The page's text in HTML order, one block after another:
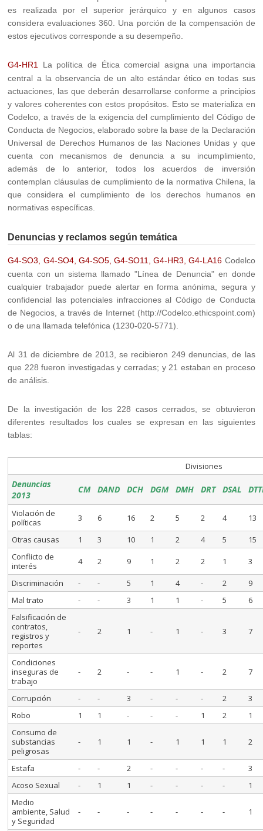
es realizada por el superior jerárquico y en algunos casos
considera evaluaciones 360. Una porción de la compensación de
estos ejecutivos corresponde a su desempeño.
G4-HR1
La política de Ética comercial asigna una importancia
central a la observancia de un alto estándar ético en todas sus
actuaciones, las que deberán desarrollarse conforme a principios
y valores coherentes con estos propósitos. Esto se materializa en
Codelco, a través de la exigencia del cumplimiento del Código de
Conducta de Negocios, elaborado sobre la base de la Declaración
Universal de Derechos Humanos de las Naciones Unidas y que
cuenta con mecanismos de denuncia a su incumplimiento,
además de lo anterior, todos los acuerdos de inversión
contemplan cláusulas de cumplimiento de la normativa Chilena, la
que considera el cumplimiento de los derechos humanos en
normativas específicas.
Denuncias y reclamos según temática
G4-SO3, G4-SO4, G4-SO5, G4-SO11, G4-HR3, G4-LA16 Codelco
cuenta con un sistema llamado "Línea de Denuncia" en donde
cualquier trabajador puede alertar en forma anónima, segura y
confidencial las potenciales infracciones al Código de Conducta
de Negocios, a través de Internet (http://Codelco.ethicspoint.com)
o de una llamada telefónica (1230-020-5771).
Al 31 de diciembre de 2013, se recibieron 249 denuncias, de las
que 228 fueron investigadas y cerradas; y 21 estaban en proceso
de análisis.
De la investigación de los 228 casos cerrados, se obtuvieron
diferentes resultados los cuales se expresan en las siguientes
tablas:
Divisiones
Denuncias
2013
CM DAND DCH DGM DMH DRT DSAL
Violación de
políticas
3 6 16 2 5 2 4 13
Otras causas 1 3 10 1 2 4 5
15
Conflicto de
interés
4 2 9 1 2 2 1 3
Discriminación - - 5 1 4 - 2
9
Mal trato
- - 3 1 1 - 5
6
Falsificación de
contratos,
registros y
reportes
- 2 1 - 1 - 3 7
Condiciones
inseguras de
trabajo
- 2 - - 1 - 2 7
Corrupción - - 3 - - - 2
3
Robo
1 1 - - - 1 2
1
Consumo de
substancias
peligrosas
- 1 1 - 1 1 1 2
Estafa - - 2 - - - -
3
Acoso Sexual
- 1 1 - - - -
1
Medio
ambiente, Salud
y Seguridad
- - - - - - - 1